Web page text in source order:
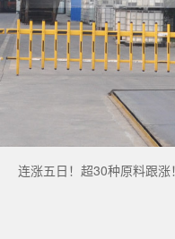
连涨五日！超30种原料跟涨